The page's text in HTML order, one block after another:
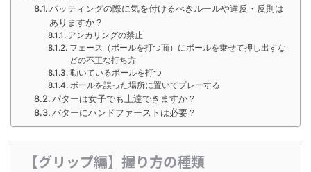
パッティングの際に気を付けるべきルールや違反・反則は
ありますか？
アンカリングの禁止
フェース（ボールを打つ面）にボールを乗せて押し出すな
どの不正な打ち方
動いているボールを打つ
ボールを誤った場所に置いてプレーする
パターは女子でも上達できますか？
パターにハンドファーストは必要？
【グリップ編】握り方の種類